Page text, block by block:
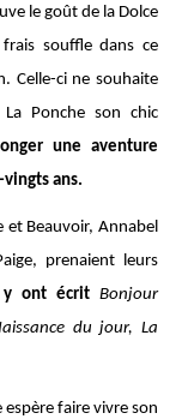
le goût de la Dolce
souffle dans ce
Celle-ci ne souhaite
Ponche son chic
une aventure
ans.
et Beauvoir, Annabel
prenaient leurs
y ont écritBonjour
du jour, La
espère faire vivre son